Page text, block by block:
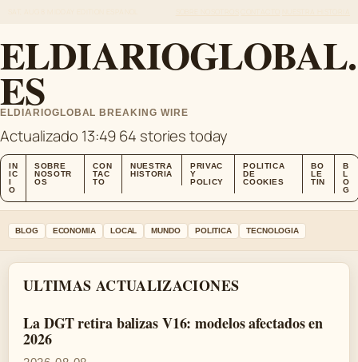
ELDIARIOGLOBAL.
ES
ELDIARIOGLOBAL BREAKING WIRE
Actualizado 13:4964 stories today
IN
IC
I
O
SOBRE
NOSOTR
OS
CON
TAC
TO
NUESTRA
HISTORIA
PRIVAC
Y
POLICY
POLITICA
DE
COOKIES
BO
LE
TIN
B
L
O
G
BLOG ECONOMIA LOCAL MUNDO POLITICA TECNOLOGIA
ULTIMAS ACTUALIZACIONES
La DGT retira balizas V16: modelos afectados en
2026